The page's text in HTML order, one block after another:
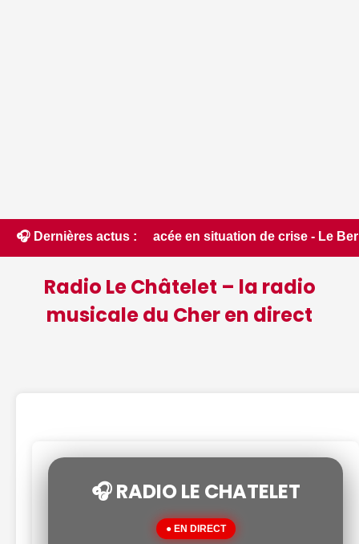
🎧 Dernières actus :
en situation de crise - Le Berry
Radio Le Châtelet – la radio
musicale du Cher en direct
🎧 RADIO LE CHATELET
● EN DIRECT